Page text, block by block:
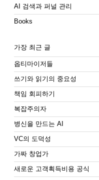
AI 검색과 퍼널 관리
Books
가장 최근 글
옵티마이저들
쓰기와 읽기의 중요성
책임 회피하기
복잡주의자
병신을 만드는 AI
VC의 도덕성
가짜 창업가
새로운 고객획득비용 공식